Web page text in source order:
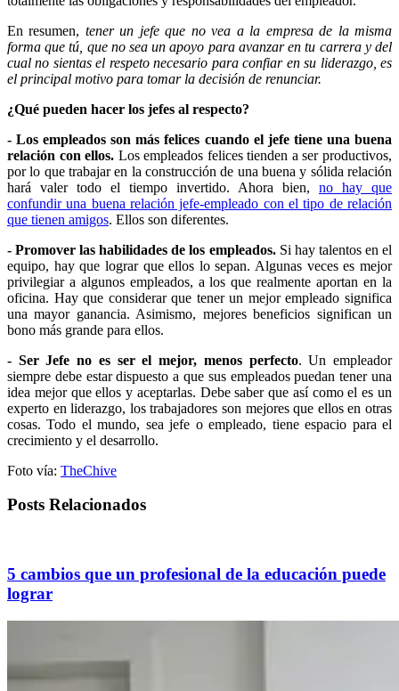
En resumen, tener un jefe que no vea a la empresa de la misma
forma que tú, que no sea un apoyo para avanzar en tu carrera y del
cual no sientas el respeto necesario para confiar en su liderazgo, es
el principal motivo para tomar la decisión de renunciar.
¿Qué pueden hacer los jefes al respecto?
- Los empleados son más felices cuando el jefe tiene una buena
relación con ellos. Los empleados felices tienden a ser productivos,
por lo que trabajar en la construcción de una buena y sólida relación
hará valer todo el tiempo invertido. Ahora bien, no hay que
confundir una buena relación jefe-empleado con el tipo de relación
que tienen amigos. Ellos son diferentes.
- Promover las habilidades de los empleados. Si hay talentos en el
equipo, hay que lograr que ellos lo sepan. Algunas veces es mejor
privilegiar a algunos empleados, a los que realmente aportan en la
oficina. Hay que considerar que tener un mejor empleado significa
una mayor ganancia. Asimismo, mejores beneficios significan un
bono más grande para ellos.
- Ser Jefe no es ser el mejor, menos perfecto. Un empleador
siempre debe estar dispuesto a que sus empleados puedan tener una
idea mejor que ellos y aceptarlas. Debe saber que así como el es un
experto en liderazgo, los trabajadores son mejores que ellos en otras
cosas. Todo el mundo, sea jefe o empleado, tiene espacio para el
crecimiento y el desarrollo.
Foto vía: TheChive
Posts Relacionados
5 cambios que un profesional de la educación puede
lograr